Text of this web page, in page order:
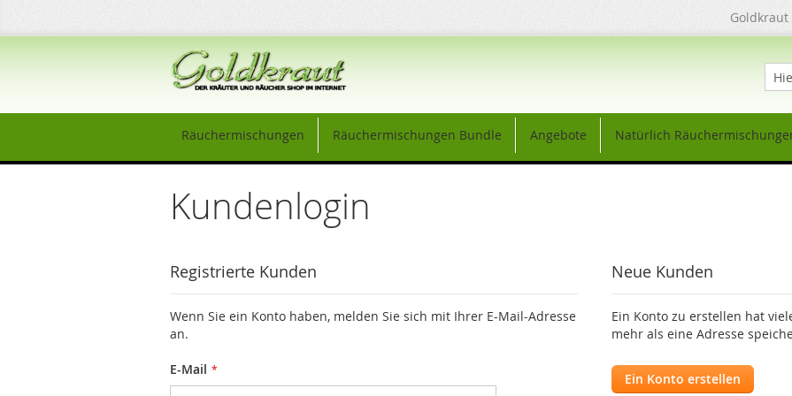
zum
Inhalt
Goldkraut
Räuchermischungen Räuchermischungen Bundle Angebote Natürlich
Kundenlogin
Registrierte Kunden
Wenn Sie ein Konto haben, melden Sie sich mit Ihrer E-Mail-Adresse
an.
E-Mail
Neue Kunden
Ein Konto zu erstellen hat
mehr als eine Adresse
Ein Konto erstellen